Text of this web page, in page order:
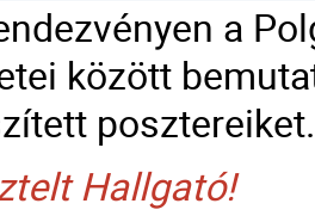
a
között
Hallgató!